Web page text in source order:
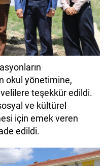
okul yönetimine,
teşekkür edildi.
ve kültürel
için emek veren
edildi.